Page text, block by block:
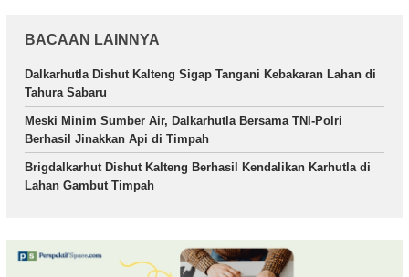
BACAAN LAINNYA
Dalkarhutla Dishut Kalteng Sigap Tangani Kebakaran Lahan di
Tahura Sabaru
Meski Minim Sumber Air, Dalkarhutla Bersama TNI-Polri
Berhasil Jinakkan Api di Timpah
Brigdalkarhut Dishut Kalteng Berhasil Kendalikan Karhutla di
Lahan Gambut Timpah